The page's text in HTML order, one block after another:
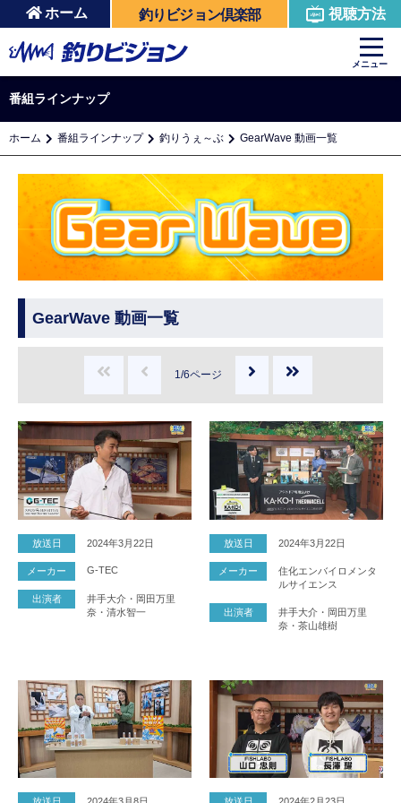
ホーム 釣りビジョン倶楽部 視聴方法
メニュー
番組ラインナップ
ホーム 番組ラインナップ 釣りうぇ～ぶ GearWave 動画一覧
GearWave 動画一覧
1/6ページ
放送日 2024年3月22日
メーカー G-TEC
出演者
井手大介・岡田万里
奈・清水智一
放送日 2024年3月22日
メーカー
住化エンバイロメンタ
ルサイエンス
出演者
井手大介・岡田万里
奈・茶山雄樹